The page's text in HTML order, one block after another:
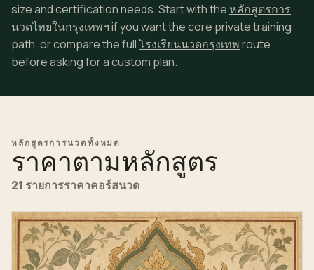
size andcertificationneeds. Start with the หลักสูตรการ
นวดไทยในกรุงเทพฯif you want the core private training
path, or compare the fullโรงเรียนนวดกรุงเทพroute
before asking for a custom plan.
หลักสูตรการนวดทั้งหมด
ราคาตามหลักสูตร
21 รายการราคาคอร์สนวด